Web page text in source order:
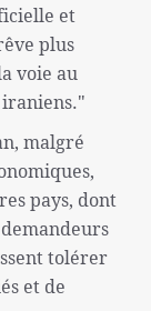
et
plus
voie au
malgré
pays, dont
tolérer
et de